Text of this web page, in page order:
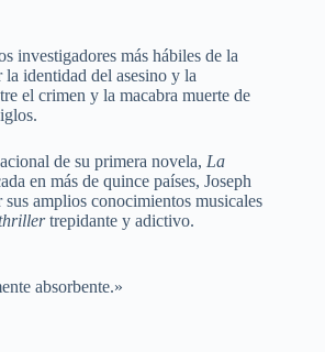
investigadores más hábiles de la
identidad del asesino y la
el crimen y la macabra muerte de
de su primera novela, La
en más de quince países, Joseph
amplios conocimientos musicales
trepidante y adictivo.
absorbente.»